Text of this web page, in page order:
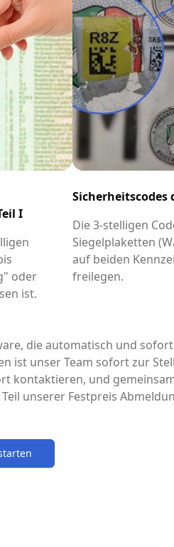
I
oder
ist.
Die 3-stelligen
Siegelplaketten
auf beiden
freilegen.
die automatisch und
ist unser Team sofort zur
kontaktieren, und
unserer Festpreis